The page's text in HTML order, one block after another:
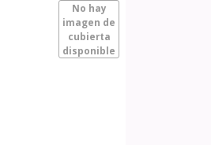
No hay
imagen de
cubierta
disponible